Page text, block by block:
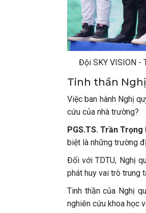
Đội SKY VISION -
Tinh thần
Việc ban hành Nghị
cứu của nhà trường?
PGS.TS. Trần Trọng
biệt là những trường
Đối với TDTU, Nghị
phát huy vai trò trung
Tinh thần của Nghị
nghiên cứu khoa học